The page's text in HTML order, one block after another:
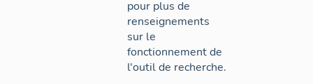
pour plus de
renseignements
sur le
fonctionnement de
l'outil de recherche.